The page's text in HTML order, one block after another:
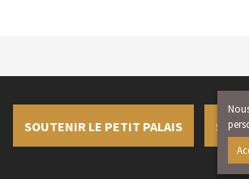
SOUTENIR LE PETIT PALAIS